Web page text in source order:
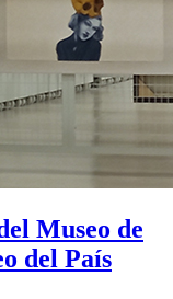
Museo de
del País